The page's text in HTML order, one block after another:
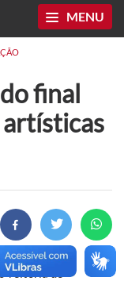
MENU
final
artísticas
reitoria de